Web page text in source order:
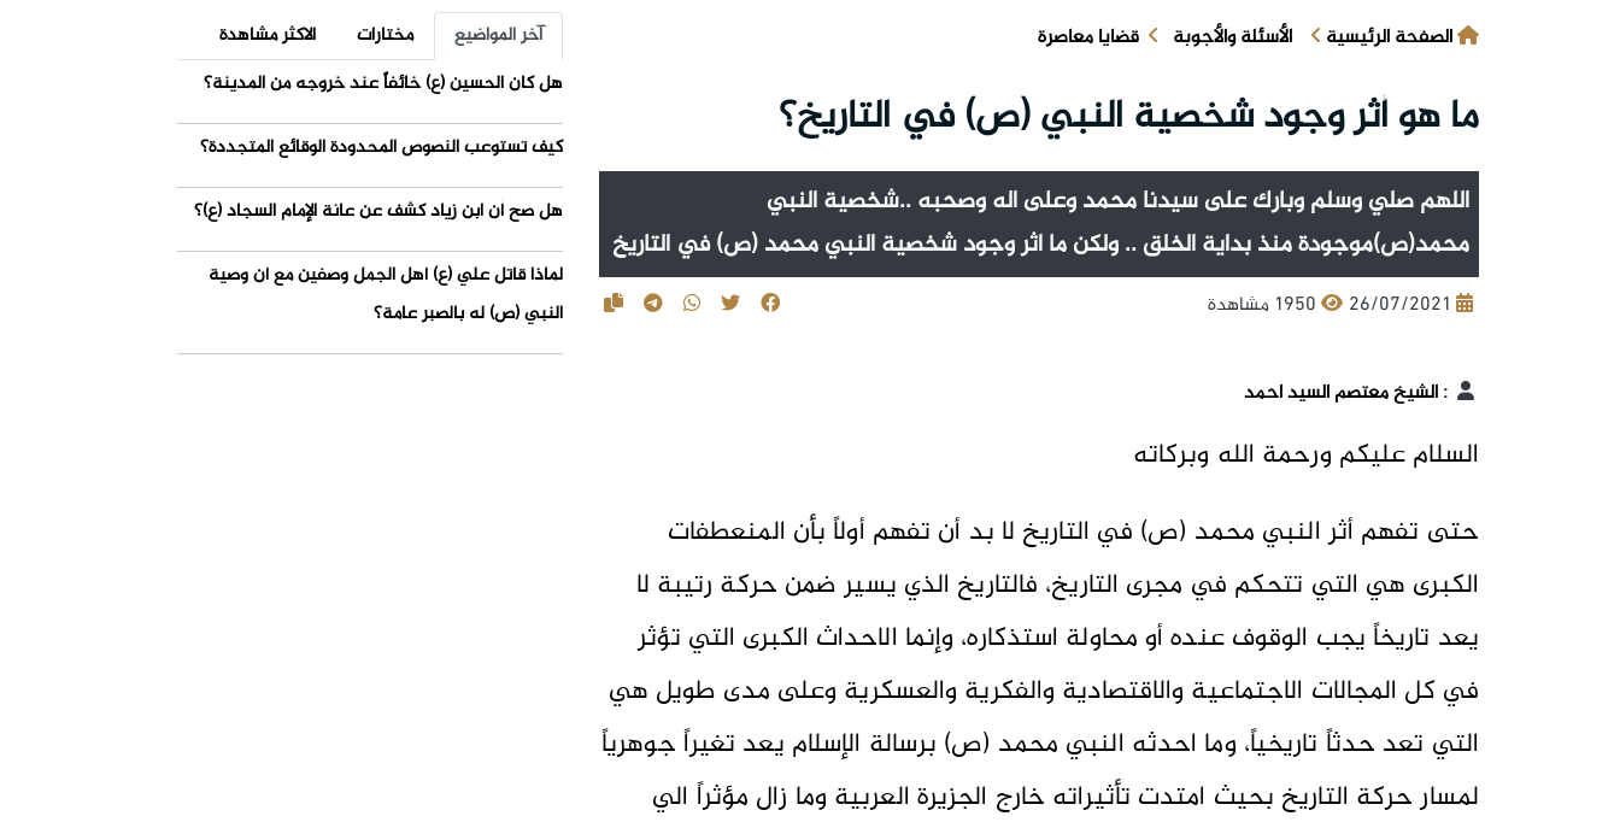
الصفحة الرئيسية الأسئلة والأجوبة قضايا معاصرة
ما هو أثر وجود شخصية النبي (ص) في التاريخ؟
اللهم صلي وسلم وبارك على سيدنا محمد وعلى اله وصحبه ..شخصية النبي
محمد(ص)موجودة منذ بداية الخلق .. ولكن ما اثر وجود شخصية النبي محمد (ص) في التاريخ
26/07/2021 1950 مشاهدة
:الشيخ معتصم السيد احمد
السلام عليكم ورحمة الله وبركاته
حتى تفهم أثر النبي محمد (ص) في التاريخ لا بد أن تفهم أولاً بأن المنعطفات
الكبرى هي التي تتحكم في مجرى التاريخ، فالتاريخ الذي يسير ضمن حركة رتيبة لا
يعد تاريخاً يجب الوقوف عنده أو محاولة استذكاره، وإنما الاحداث الكبرى التي تؤثر
في كل المجالات الاجتماعية والاقتصادية والفكرية والعسكرية وعلى مدى طويل هي
التي تعد حدثاً تاريخياً، وما احدثه النبي محمد (ص) برسالة الإسلام يعد تغيراً جوهرياً
لمسار حركة التاريخ بحيث امتدت تأثيراته خارج الجزيرة العربية وما زال مؤثراً الي
آخر المواضيع مختارات
الاكثر مشاهدة
هل كان الحسين (ع) خائفاً عند خروجه من المدينة؟
كيف تستوعب النصوص المحدودة الوقائع المتجددة؟
هل صح أن ابن زياد كشف عن عانة الإمام السجاد (ع)؟
لماذا قاتل علي (ع) أهل الجمل وصفين مع أن وصية
النبي (ص) له بالصبر عامة؟